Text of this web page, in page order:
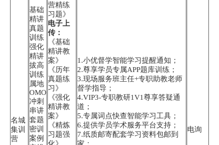
名城
集训
营
基础
精讲
真题
训练
强化
精讲
拔高
训练
属地
OMO
冲刺
串讲
套题
密训
案例
营精练
习题》
电子上
传：
《基础
精讲教
案》
《历年
真题练
习》
《强化
精讲教
案》
《精炼
习题强
化》
1.小优督学智能学习提醒通知；
2.尊享学员专属APP题库训练；
3.现场服务班主任+专职助教老师
督学指导；
4.VIP3-专职教研1V1尊享答疑通
道；
5.专属词点快查智能学习工具；
6.提供学员学术服务平台支持；
7.纸质邮寄配套学习资料包邮到
家；
电询